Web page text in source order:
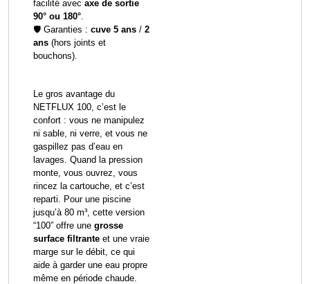
facilité avec axe de sortie
90° ou 180°.
🛡️ Garanties : cuve 5 ans / 2
ans (hors joints et
bouchons).
Le gros avantage du
NETFLUX 100, c’est le
confort : vous ne manipulez
ni sable, ni verre, et vous ne
gaspillez pas d’eau en
lavages. Quand la pression
monte, vous ouvrez, vous
rincez la cartouche, et c’est
reparti. Pour une piscine
jusqu’à 80 m³, cette version
“100” offre une grosse
surface filtrante et une vraie
marge sur le débit, ce qui
aide à garder une eau propre
même en période chaude.